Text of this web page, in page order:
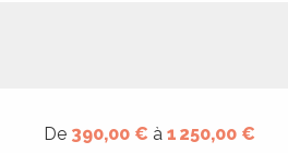
De 390,00 € à1 250,00 €